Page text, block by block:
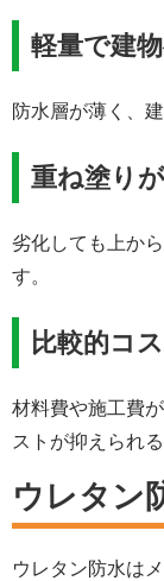
軽量で建
防水層が薄く、
重ね塗り
劣化しても上か
す。
比較的コ
材料費や施工費
ストが抑えられ
ウレタン
ウレタン防水は